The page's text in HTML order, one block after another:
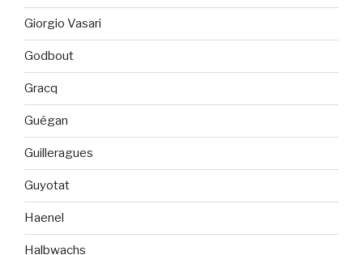
Giorgio Vasari
Godbout
Gracq
Guégan
Guilleragues
Guyotat
Haenel
Halbwachs